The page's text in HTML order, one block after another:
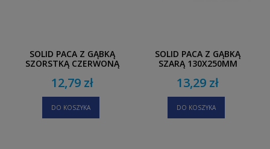
SOLID PACA Z GĄBKĄ
SZORSTKĄ CZERWONĄ
12,79 zł
DO KOSZYKA
SOLID PACA Z GĄBKĄ
SZARĄ 130X250MM
13,29 zł
DO KOSZYKA